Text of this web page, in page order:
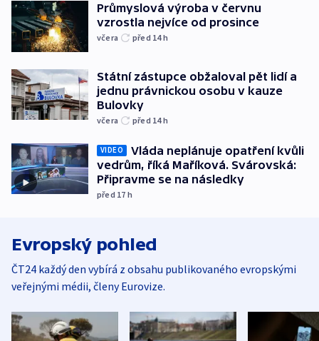
Průmyslová výroba v červnu
vzrostla nejvíce od prosince
včera před 14h
Státní zástupce obžaloval pět lidí a
jednu právnickou osobu v kauze
Bulovky
včera před 14h
VIDEO
Vláda neplánuje opatření kvůli
vedrům, říká Maříková. Svárovská:
Připravme se na následky
před 17 h
Evropský pohled
ČT24 každý den vybírá z obsahu publikovaného evropskými
veřejnými médii, členy Eurovize.